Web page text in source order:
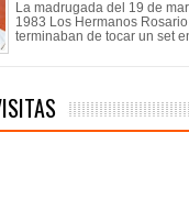
La madrugada del 19 de
1983 Los Hermanos Rosario
terminaban de tocar un set en